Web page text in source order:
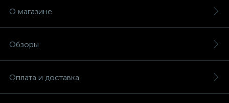
О магазине
Обзоры
Оплата и доставка